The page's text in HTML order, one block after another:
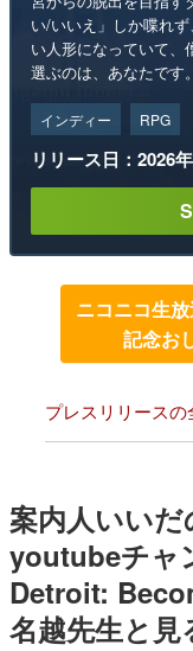
い/いいえ」しか喋れ
い人形になっていて
選ぶのは、あなたです。
インディー RPG
リリース日：2026
ニコニコ生
記念お
プレスリリースの
案内人いいだ
youtubeチャ
Detroit:
名越先生と見